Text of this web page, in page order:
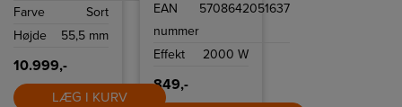
Farve
Sort
Højde
55,5 mm
10.999,-
LÆG I KURV
og
EAN
nummer
5708642051637
Effekt 2000 W
849,-